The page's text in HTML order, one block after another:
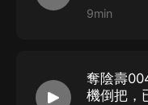
9min
奪陰壽
機倒把，